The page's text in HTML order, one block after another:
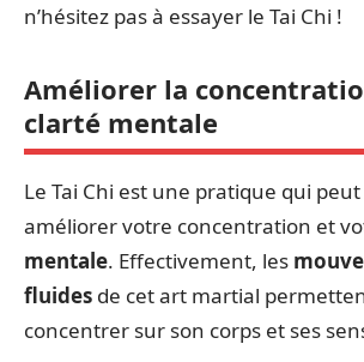
n’hésitez pas à essayer le Tai Chi !
Améliorer la
clarté mentale
Le Tai Chi est une pratique qui
améliorer votre concentration et
mentale. Effectivement, les
fluides de cet art martial
concentrer sur son corps et ses